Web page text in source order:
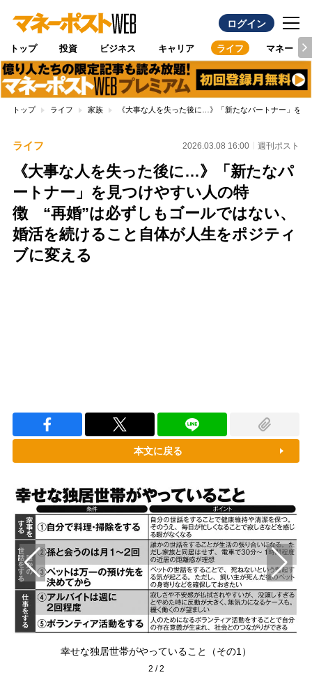
ログイン
トップ 投資 ビジネス キャリア ライフ マネー
トップ ライフ 家族 《大事な人を失った後に…》「新たなパートナー」を
ライフ 2026.03.08 16:00 週刊ポスト
《大事な人を失った後に…》「新たなパ
ートナー」を見つけやすい人の特
徴 “再婚”は必ずしもゴールではない、
婚活を続けること自体が人生をポジティ
ブに変える
本文に戻る
幸せな独居世帯がやっていること（その1）
2 /2